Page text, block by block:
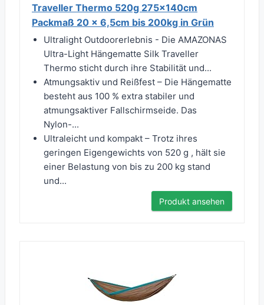
Traveller Thermo 520g 275x140cm
Packmaß 20 x 6,5cm bis 200kg in Grün
Ultralight Outdoorerlebnis - Die AMAZONAS
Ultra-Light Hängematte Silk Traveller
Thermo sticht durch ihre Stabilität und...
Atmungsaktiv und Reißfest – Die Hängematte
besteht aus 100 % extra stabiler und
atmungsaktiver Fallschirmseide. Das
Nylon-...
Ultraleicht und kompakt – Trotz ihres
geringen Eigengewichts von 520 g , hält sie
einer Belastung von bis zu 200 kg stand
und...
Produkt ansehen